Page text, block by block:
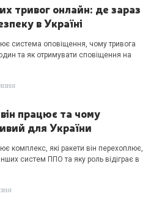
тривог онлайн: де зараз
в Україні
система оповіщення, чому тривога
та як отримувати сповіщення на
працює та чому
для України
комплекс, які ракети він перехоплює,
систем ППО та яку роль відіграє в